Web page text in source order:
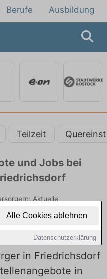
Alle Cookies ablehnen
Datenschutzerklärung
Berufe Ausbildung
Teilzeit
und Jobs bei
Aktuelle
Netzbetrieb und
in Friedrichsdorf
in